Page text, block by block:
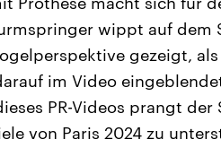
wippt auf dem
gezeigt,
im Video
PR-Videos prangt der
von Paris 2024 zu